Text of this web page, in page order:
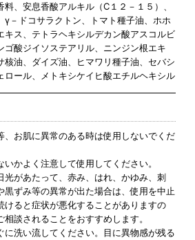
料、安息香酸アルキル（C１２－１５）、
γ－ドコサラクトン、トマト種子油、ホホ
キス、テトラヘキシルデカン酸アスコルビ
ゴ酸ジイソステアリル、ニンジン根エキ
核油、ダイズ油、ヒマワリ種子油、セバシ
ロール、メトキシケイヒ酸エチルヘキシル
、お肌に異常のある時は使用しないでくだ
かよく注意して使用してください。
光があたって、赤み、はれ、かゆみ、刺
黒ずみ等の異常が出た場合は、使用を中止
けると症状が悪化することがありますの
談されることをおすすめします。
に洗い流してください。目に異物感が残る